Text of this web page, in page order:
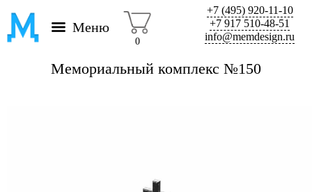
Меню
0
+7 (495) 920-11-10
+7 917 510-48-51
info@memdesign.ru
Мемориальный комплекс №150